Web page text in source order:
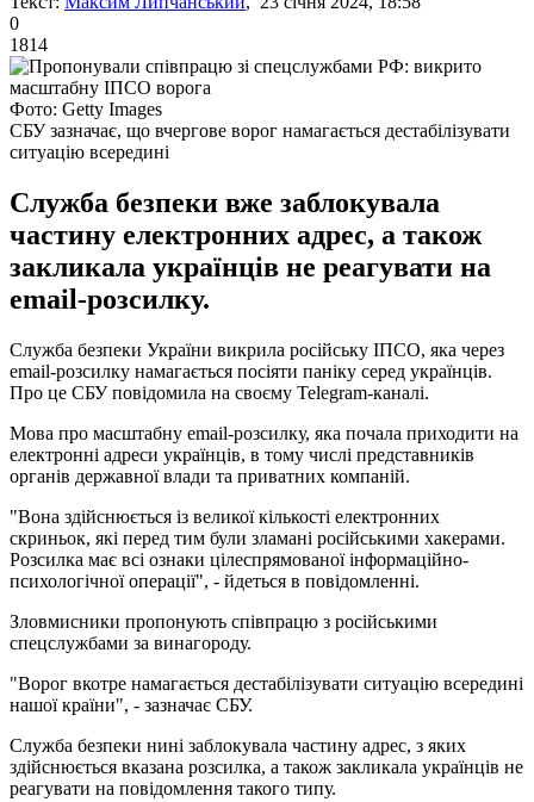
0
1814
Фото: Getty Images
СБУ зазначає, що вчергове ворог намагається дестабілізувати
ситуацію всередині
Служба безпеки вже заблокувала
частину електронних адрес, а також
закликала українців не реагувати на
email-розсилку.
Служба безпеки України викрила російську ІПСО, яка через
email-розсилку намагається посіяти паніку серед українців.
Про це СБУ повідомила на своєму Telegram-каналі.
Мова про масштабну email-розсилку, яка почала приходити на
електронні адреси українців, в тому числі представників
органів державної влади та приватних компаній.
"Вона здійснюється із великої кількості електронних
скриньок, які перед тим були зламані російськими хакерами.
Розсилка має всі ознаки цілеспрямованої інформаційно-
психологічної операції", - йдеться в повідомленні.
Зловмисники пропонують співпрацю з російськими
спецслужбами за винагороду.
"Ворог вкотре намагається дестабілізувати ситуацію всередині
нашої країни", - зазначає СБУ.
Служба безпеки нині заблокувала частину адрес, з яких
здійснюється вказана розсилка, а також закликала українців не
реагувати на повідомлення такого типу.